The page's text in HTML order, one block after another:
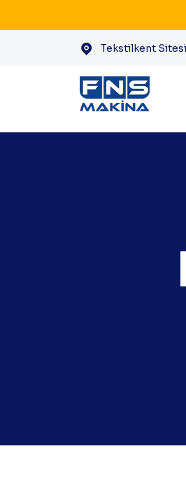
Tekstilkent